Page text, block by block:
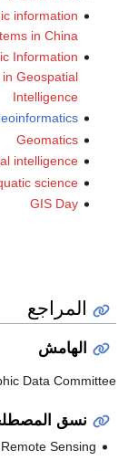
information
in China
Information
Geospatial
Intelligence
Geomatics
intelligence
science
GIS Day
المراجع
الهامش
Data Committee
نسق
Sensing